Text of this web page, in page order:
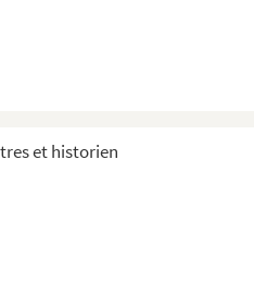
et historien